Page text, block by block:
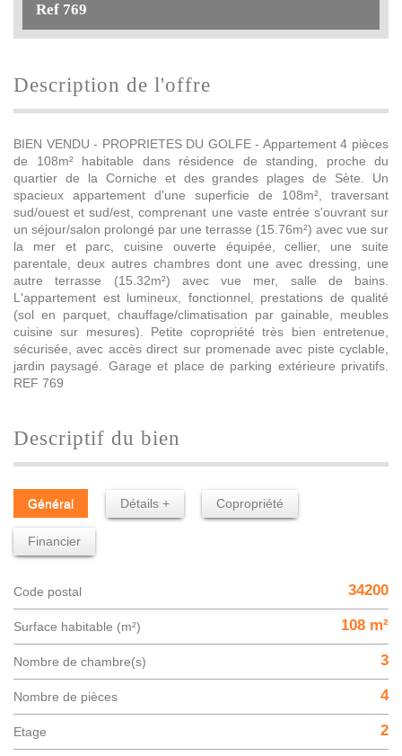
Ref 769
description de l'offre
BIEN VENDU - PROPRIETES DU GOLFE - Appartement 4 pièces
de 108m² habitable dans résidence de standing, proche du
quartier de la Corniche et des grandes plages de Sète. Un
spacieux appartement d'une superficie de 108m², traversant
sud/ouest et sud/est, comprenant une vaste entrée s'ouvrant sur
un séjour/salon prolongé par une terrasse (15.76m²) avec vue sur
la mer et parc, cuisine ouverte équipée, cellier, une suite
parentale, deux autres chambres dont une avec dressing, une
autre terrasse (15.32m²) avec vue mer, salle de bains.
L'appartement est lumineux, fonctionnel, prestations de qualité
(sol en parquet, chauffage/climatisation par gainable, meubles
cuisine sur mesures). Petite copropriété très bien entretenue,
sécurisée, avec accès direct sur promenade avec piste cyclable,
jardin paysagé. Garage et place de parking extérieure privatifs.
REF 769
descriptif du bien
Général Détails + Copropriété
Financier
Code postal 34200
Surface habitable (m²) 108 m²
Nombre de chambre(s) 3
Nombre de pièces 4
Etage 2